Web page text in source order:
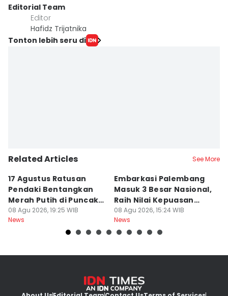
Editorial Team
Editor
Hafidz Trijatnika
Tonton lebih seru di
Related Articles See More
17 Agustus Ratusan
Pendaki Bentangkan
Merah Putih di Puncak
Dempo
08 Agu 2026, 19:25 WIB
News
Embarkasi Palembang
Masuk 3 Besar Nasional,
Raih Nilai Kepuasan
86,65
08 Agu 2026, 15:24 WIB
News